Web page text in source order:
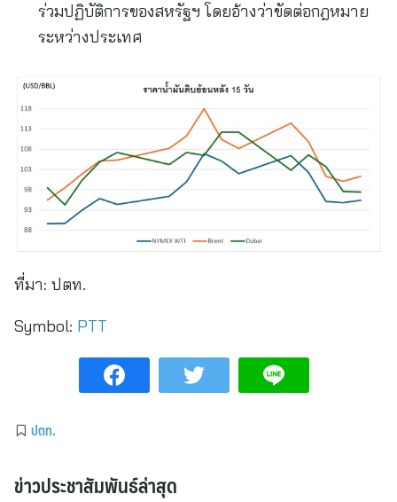
ร่วมปฏิบัติการของสหรัฐฯ โดยอ้างว่าขัดต่อกฎหมาย
ระหว่างประเทศ
ที่มา: ปตท.
Symbol: PTT
ปตท.
ข่าวประชาสัมพันธ์ล่าสุด